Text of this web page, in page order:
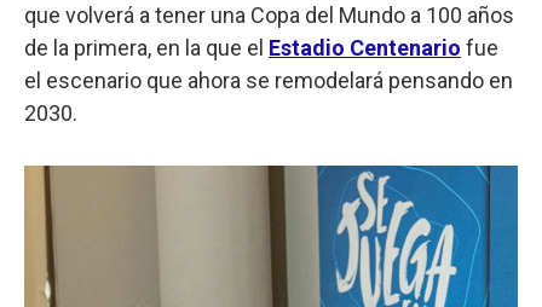
que volverá a tener una Copa del Mundo a 100 años
de la primera, en la que el Estadio Centenario fue
el escenario que ahora se remodelará pensando en
2030.